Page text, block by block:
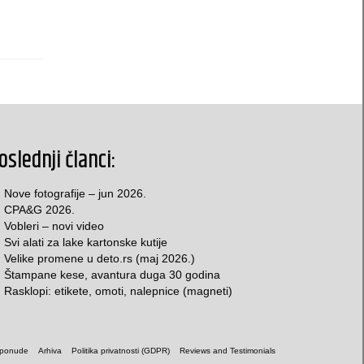
članci:
Nove fotografije – jun 2026.
CPA&G 2026.
Vobleri – novi video
Svi alati za lake kartonske kutije
Velike promene u deto.rs (maj 2026.)
Štampane kese, avantura duga 30 godina
Rasklopi: etikete, omoti, nalepnice (magneti)
Arhiva Politika privatnosti (GDPR) Reviews and Testimonials